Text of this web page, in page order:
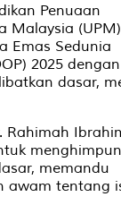
Penuaan
Malaysia (UPM)
Emas Sedunia
2025 dengan
dasar,
Rahimah
memandu
awam tentang